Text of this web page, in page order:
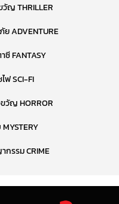
วัญ THRILLER
ADVENTURE
ซี FANTASY
ฟ SCI-FI
วัญ HORROR
กรรม CRIME